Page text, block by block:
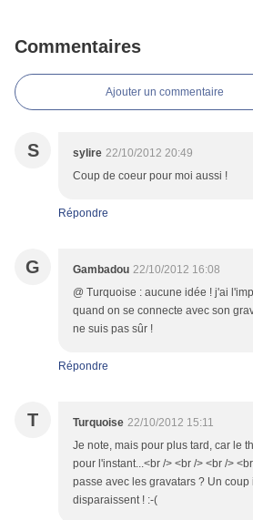
Commentaires
Ajouter un commentaire
S sylire 22/10/2012 20:49
Coup de coeur pour moi aussi !
Répondre
G Gambadou 22/10/2012 16:08
@ Turquoise : aucune idée ! j'ai
quand on se connecte avec son
ne suis pas sûr !
Répondre
T Turquoise 22/10/2012 15:11
Je note, mais pour plus tard, car le
pour l'instant...<br /> <br /> <br />
passe avec les gravatars ? Un
disparaissent ! :-(